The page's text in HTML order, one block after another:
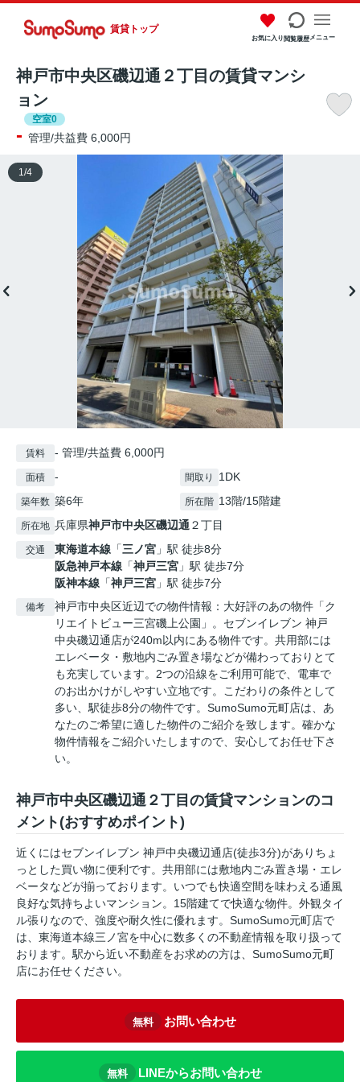
賃貸トップ
お気に入り閲覧履歴メニュー
神戸市中央区磯辺通２丁目の賃貸マンシ
ョン
空室0
- 管理/共益費 6,000円
1 /4
賃料 - 管理/共益費 6,000円
面積 - 間取り 1DK
築年数 築6年 所在階 13階/15階建
所在地 兵庫県神戸市中央区磯辺通 ２丁目
交通 東海道本線 「三ノ宮 」駅 徒歩8分
阪急神戸本線 「神戸三宮 」駅 徒歩7分
阪神本線 「神戸三宮 」駅 徒歩7分
備考
神戸市中央区近辺での物件情報：大好評のあの物件「ク
リエイトビュー三宮磯上公園」。セブンイレブン 神戸
中央磯辺通店が240m以内にある物件です。共用部には
エレベータ・敷地内ごみ置き場などが備わっておりとて
も充実しています。2つの沿線をご利用可能で、電車で
のお出かけがしやすい立地です。こだわりの条件として
多い、駅徒歩8分の物件です。SumoSumo元町店は、あ
なたのご希望に適した物件のご紹介を致します。確かな
物件情報をご紹介いたしますので、安心してお任せ下さ
い。
神戸市中央区磯辺通２丁目の賃貸マンションのコ
メント(おすすめポイント)
近くにはセブンイレブン 神戸中央磯辺通店(徒歩3分)がありちょ
っとした買い物に便利です。共用部には敷地内ごみ置き場・エレ
ベータなどが揃っております。いつでも快適空間を味わえる通風
良好な気持ちよいマンション。15階建てで快適な物件。外観タイ
ル張りなので、強度や耐久性に優れます。SumoSumo元町店で
は、東海道本線三ノ宮を中心に数多くの不動産情報を取り扱って
おります。駅から近い不動産をお求めの方は、SumoSumo元町
店にお任せください。
無料 お問い合わせ
無料 LINEからお問い合わせ